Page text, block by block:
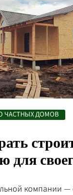
ЧАСТНЫХ ДОМОВ
для
компании —